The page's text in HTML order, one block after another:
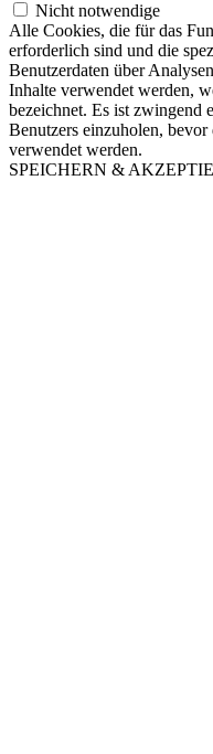
Nicht notwendige
Alle Cookies, die für das
erforderlich sind und die
Benutzerdaten über
Inhalte verwendet werden,
bezeichnet. Es ist zwingend
Benutzers einzuholen,
verwendet werden.
SPEICHERN &